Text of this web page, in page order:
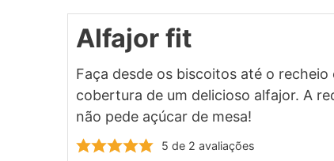
Alfajor fit
Faça desde os biscoitos até o recheio
cobertura de um delicioso alfajor. A
não pede açúcar de mesa!
5 de 2 avaliações